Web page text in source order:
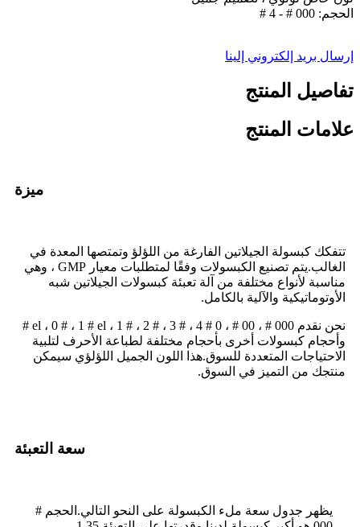
الحجم: 000 # - 4 #
إرسال بريد إلكتروني إلينا
تفاصيل المنتج
علامات المنتج
ميزة
تتفكك كبسولة الجيلاتين الفارغة من اللؤلؤ وتمتصها المعدة في
الغالب.يتم تصنيع الكبسولات وفقًا لمتطلبات معيار GMP ، وهي
مناسبة لأنواع مختلفة من آلة تعبئة كبسولات الجيلاتين شبه
الأوتوماتيكية والآلية بالكامل.
نحن نقدم 000 # ، 00 # ، 0 # el ، 0 # ، 1 # el ، 1 # ، 2 # ، 3 # ، 4 #
وأحجام كبسولات أخرى بأحجام مختلفة لطباعة الأحرف لتلبية
الاحتياجات المتعددة للسوق.هذا اللون الجميل اللؤلؤي سيمكن
منتجك من التميز في السوق.
سعة التعبئة
يظهر جدول سعة ملء الكبسولة على النحو التالي.الحجم #